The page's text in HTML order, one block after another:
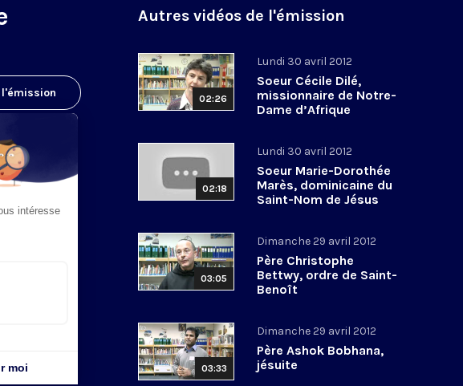
Autres vidéos de l'émission
02:26
Lundi 30 avril 2012
Soeur Cécile Dilé,
missionnaire de Notre-
Dame d’Afrique
02:18
Lundi 30 avril 2012
Soeur Marie-Dorothée
Marès, dominicaine du
Saint-Nom de Jésus
03:05
Dimanche 29 avril 2012
Père Christophe
Bettwy, ordre de Saint-
Benoît
03:33
Dimanche 29 avril 2012
Père Ashok Bobhana,
jésuite